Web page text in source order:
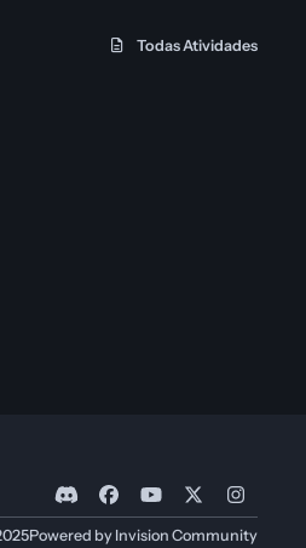
Todas Atividades
d
i
a
o
n
Powered by Invision Community